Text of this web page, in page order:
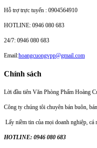
Hỗ trợ trực tuyến : 0904564910
HOTLINE: 0946 080 683
24/7: 0946 080 683
Email:hoangcuongvpp@gmail.com
Chính sách
Lời đầu tiên Văn Phòng Phẩm Hoàng
Công ty chúng tôi chuyên bán buôn,
Lấy niềm tin của mọi doanh nghiệp, cá
HOTLINE: 0946 080 683